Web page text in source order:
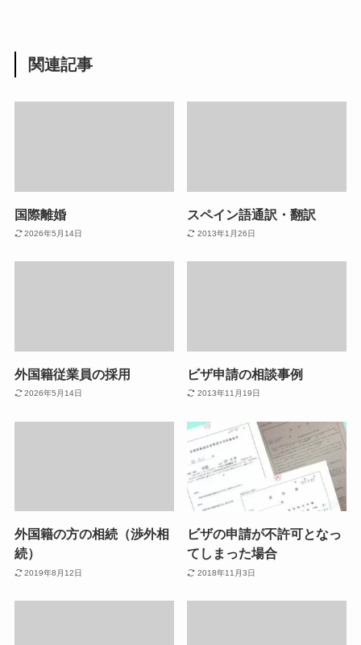
関連記事
国際離婚
2026年5月14日
スペイン語通訳・翻訳
2013年1月26日
外国籍従業員の採用
2026年5月14日
ビザ申請の相談事例
2013年11月19日
外国籍の方の相続（渉外相
続）
2019年8月12日
ビザの申請が不許可となっ
てしまった場合
2018年11月3日